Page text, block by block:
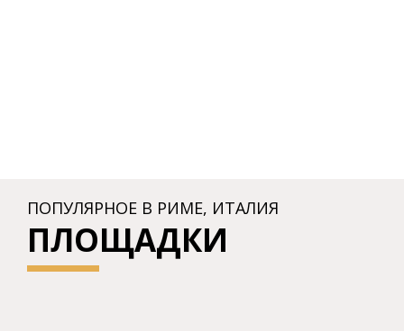
ПОПУЛЯРНОЕ В РИМЕ, ИТАЛИЯ
ПЛОЩАДКИ